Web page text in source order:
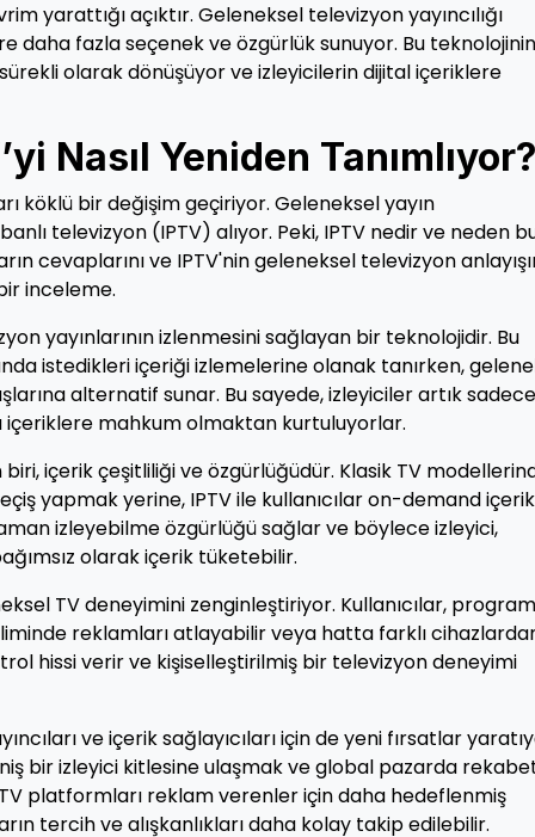
yarattığı açıktır. Geleneksel televizyon yayıncılığı
daha fazla seçenek ve özgürlük sunuyor. Bu teknolojinin
olarak dönüşüyor ve izleyicilerin dijital içeriklere
Nasıl Yeniden Tanımlıyor?
köklü bir değişim geçiriyor. Geleneksel yayın
televizyon (IPTV) alıyor. Peki, IPTV nedir ve neden
cevaplarını ve IPTV'nin geleneksel televizyon
inceleme.
yayınlarının izlenmesini sağlayan bir teknolojidir. Bu
istedikleri içeriği izlemelerine olanak tanırken,
alternatif sunar. Bu sayede, izleyiciler artık sadece
mahkum olmaktan kurtuluyorlar.
içerik çeşitliliği ve özgürlüğüdür. Klasik TV
yapmak yerine, IPTV ile kullanıcılar on-demand
izleyebilme özgürlüğü sağlar ve böylece izleyici,
olarak içerik tüketebilir.
TV deneyimini zenginleştiriyor. Kullanıcılar,
reklamları atlayabilir veya hatta farklı
hissi verir ve kişiselleştirilmiş bir televizyon deneyimi
ve içerik sağlayıcıları için de yeni fırsatlar
bir izleyici kitlesine ulaşmak ve global pazarda
platformları reklam verenler için daha hedeflenmiş
tercih ve alışkanlıkları daha kolay takip edilebilir.